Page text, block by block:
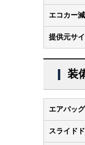
エコカー
提供元サ
装
エアバッグ
スライド